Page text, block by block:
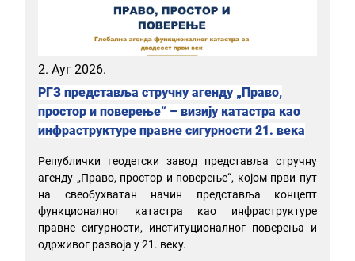
2. Ауг 2026.
РГЗ представља стручну агенду „Право,
простор и поверење“ – визију катастра као
инфраструктуре правне сигурности 21. века
Републички геодетски завод представља стручну
агенду „Право, простор и поверење“, којом први пут
на свеобухватан начин представља концепт
функционалног катастра као инфраструктуре
правне сигурности, институционалног поверења и
одрживог развоја у 21. веку.